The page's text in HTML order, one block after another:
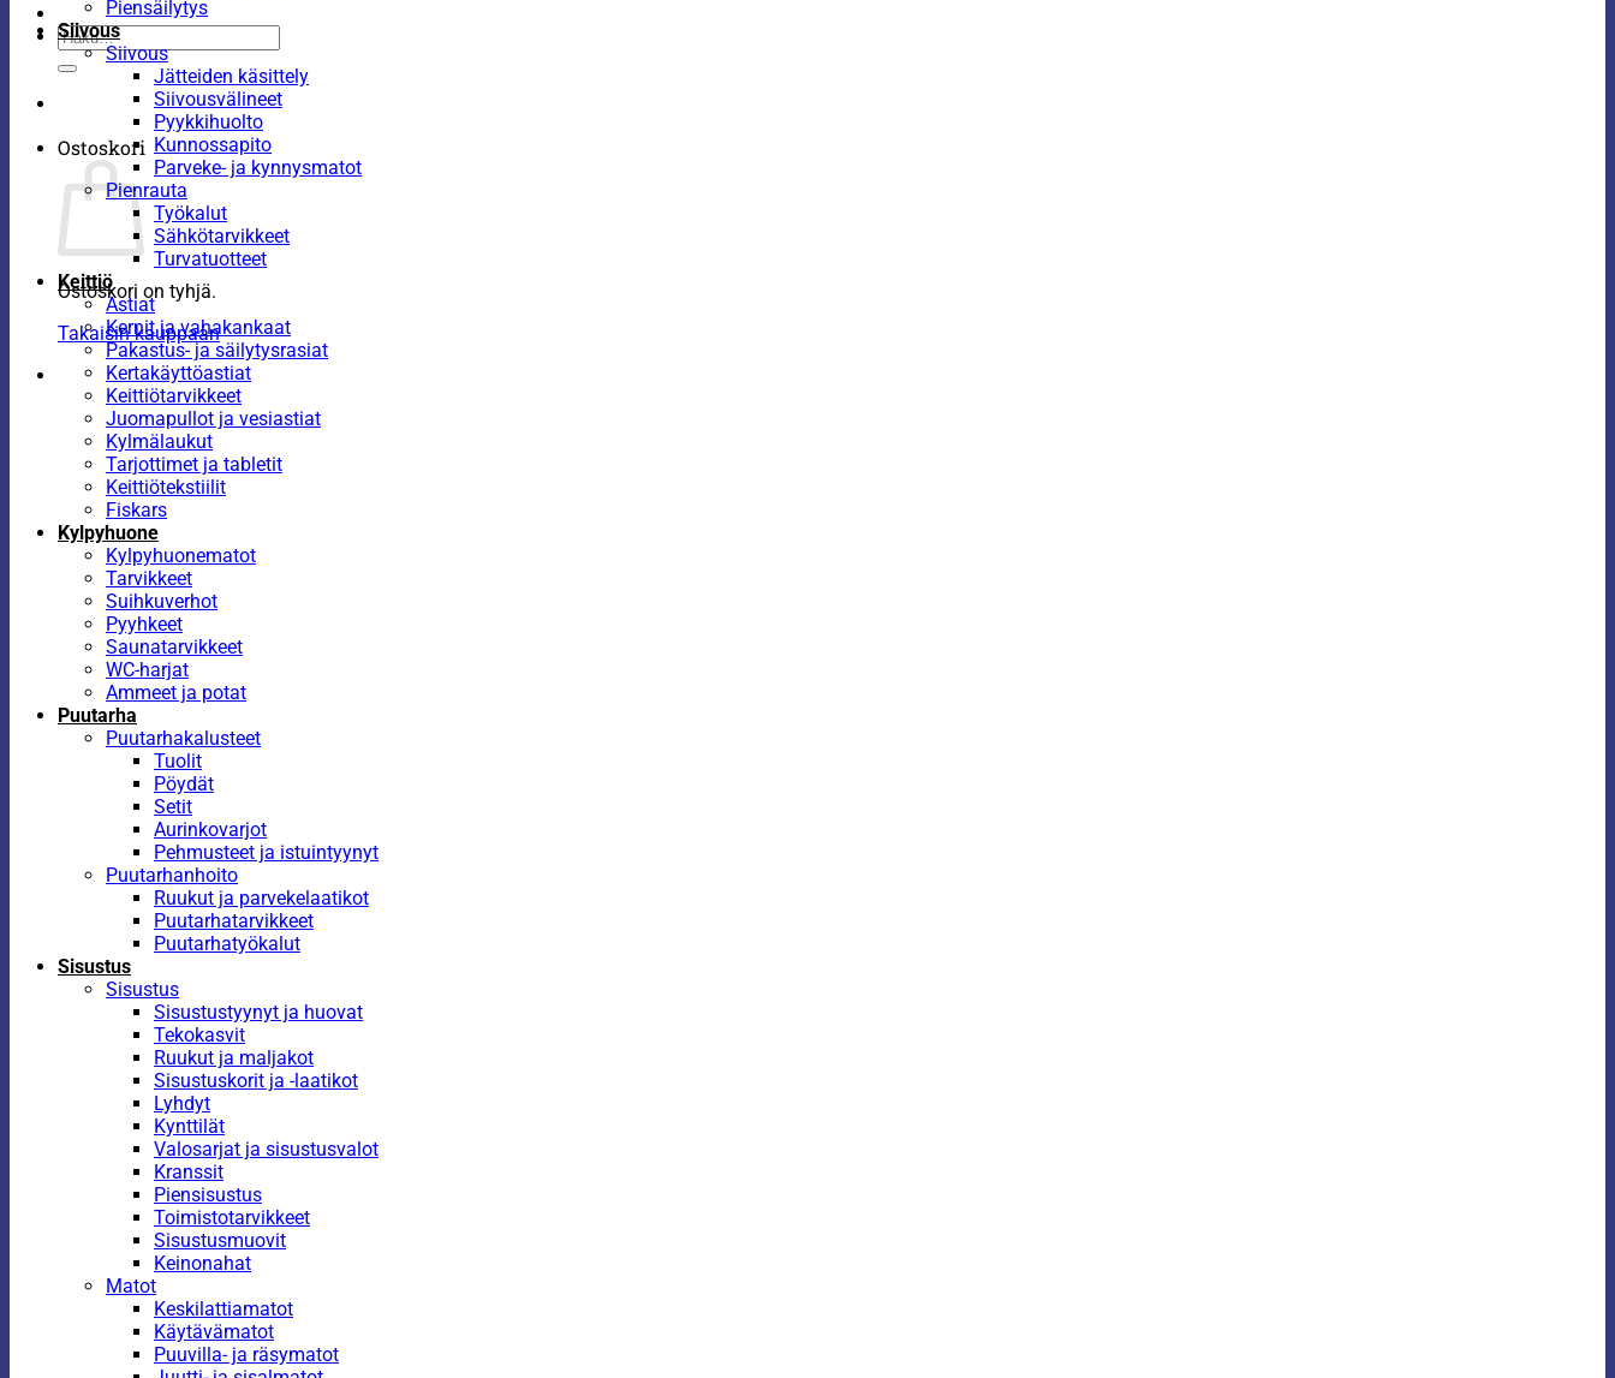
Etsi:
Ostoskori
Ostoskori on tyhjä.
Takaisin kauppaan
Piensäilytys
Siivous
Siivous
Jätteiden käsittely
Siivousvälineet
Pyykkihuolto
Kunnossapito
Parveke- ja kynnysmatot
Pienrauta
Työkalut
Sähkötarvikkeet
Turvatuotteet
Keittiö
Astiat
Kernit ja vahakankaat
Pakastus- ja säilytysrasiat
Kertakäyttöastiat
Keittiötarvikkeet
Juomapullot ja vesiastiat
Kylmälaukut
Tarjottimet ja tabletit
Keittiötekstiilit
Fiskars
Kylpyhuone
Kylpyhuonematot
Tarvikkeet
Suihkuverhot
Pyyhkeet
Saunatarvikkeet
WC-harjat
Ammeet ja potat
Puutarha
Puutarhakalusteet
Tuolit
Pöydät
Setit
Aurinkovarjot
Pehmusteet ja istuintyynyt
Puutarhanhoito
Ruukut ja parvekelaatikot
Puutarhatarvikkeet
Puutarhatyökalut
Sisustus
Sisustus
Sisustustyynyt ja huovat
Tekokasvit
Ruukut ja maljakot
Sisustuskorit ja -laatikot
Lyhdyt
Kynttilät
Valosarjat ja sisustusvalot
Kranssit
Piensisustus
Toimistotarvikkeet
Sisustusmuovit
Keinonahat
Matot
Keskilattiamatot
Käytävämatot
Puuvilla- ja räsymatot